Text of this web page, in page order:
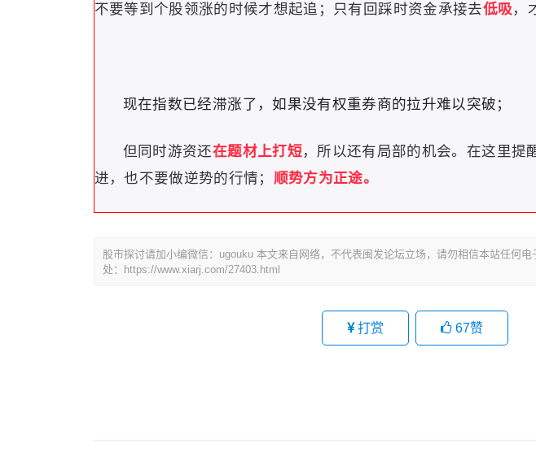
不要等到个股领涨的时候才想起追； 只有回踩时资金承接去低吸，
现在指数已经滞涨了，如果没有权重券商的拉升难以突破；
但同时游资还在题材上打短，所以还有局部的机会。 在这里提
进，也不要做逆势的行情； 顺势方为正途。
股市探讨请加小编微信：ugouku 本文来自网络，不代表闽发论坛立场，请勿相信本站任何
处：https://www.xiarj.com/27403.html
打赏 67赞